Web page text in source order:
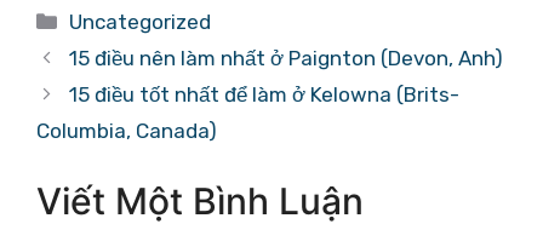
Danh
mục
Uncategorized
15 điều nên làm nhất ở Paignton (Devon, Anh)
15 điều tốt nhất để làm ở Kelowna (Brits-
Columbia, Canada)
Viết Một Bình Luận